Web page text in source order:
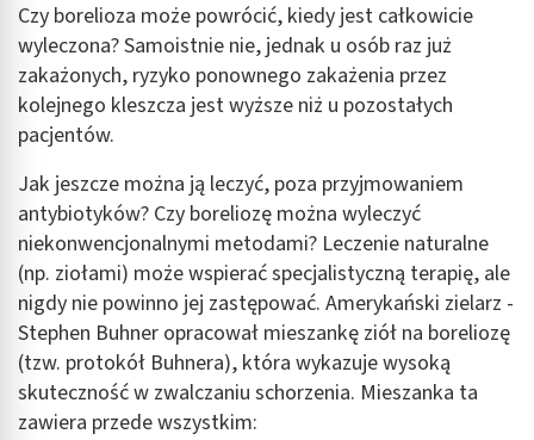
Czy borelioza może powrócić, kiedy jest całkowicie
wyleczona? Samoistnie nie, jednak u osób raz już
zakażonych, ryzyko ponownego zakażenia przez
kolejnego kleszcza jest wyższe niż u pozostałych
pacjentów.
Jak jeszcze można ją leczyć, poza przyjmowaniem
antybiotyków? Czy boreliozę można wyleczyć
niekonwencjonalnymi metodami? Leczenie naturalne
(np. ziołami) może wspierać specjalistyczną terapię, ale
nigdy nie powinno jej zastępować. Amerykański zielarz -
Stephen Buhner opracował mieszankę ziół na boreliozę
(tzw. protokół Buhnera), która wykazuje wysoką
skuteczność w zwalczaniu schorzenia. Mieszanka ta
zawiera przede wszystkim: